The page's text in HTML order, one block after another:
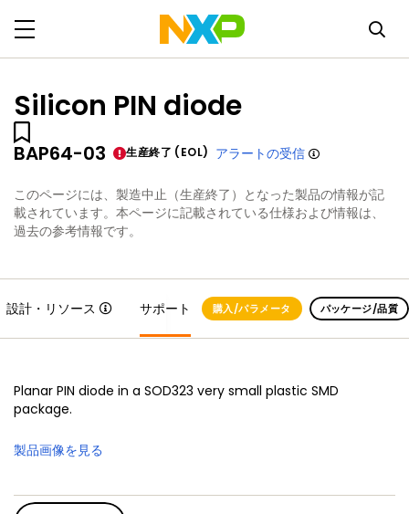
Silicon PIN diode
BAP64-03 生産終了 (EOL) アラートの受信
このページには、製造中止（生産終了）となった製品の情報が記
載されています。本ページに記載されている仕様および情報は、
過去の参考情報です。
設計・リソース サポート 購入/パラメータ パッケージ/品質
Planar PIN diode in a SOD323 very small plastic SMD
package.
製品画像を見る